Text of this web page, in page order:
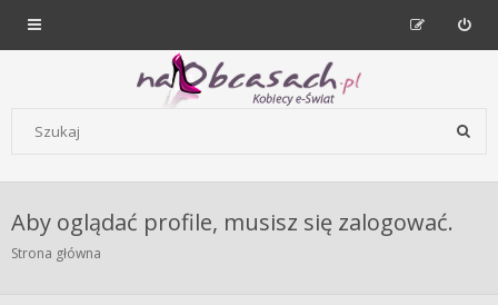
Forum dla kobiet | NaObcasach.pl
Aby oglądać profile, musisz się zalogować.
Strona główna